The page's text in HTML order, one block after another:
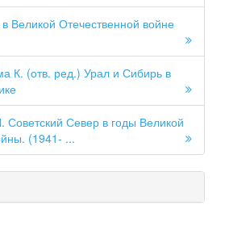
Великой Отечественной войне
К. (отв. ред.) Урал и Сибирь в
Север в годы Великой
(1941- ...